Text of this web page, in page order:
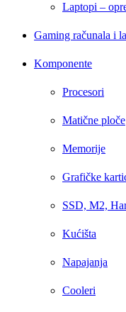
Laptopi –
Gaming računala i
Komponente
Procesori
Matične ploče
Memorije
Grafičke
SSD, M2,
Kućišta
Napajanja
Cooleri